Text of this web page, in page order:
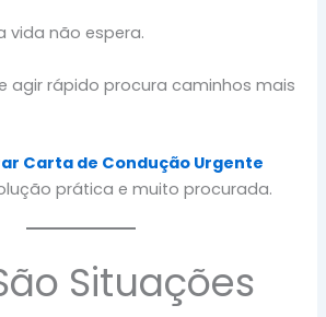
vida não espera.
agir rápido procura caminhos mais
Carta de Condução Urgente
prática e muito procurada.
Situações